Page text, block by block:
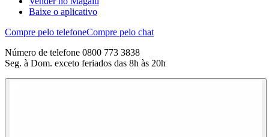
Baixe o aplicativo
Compre pelo telefoneCompre pelo chat
Número de telefone 0800 773 3838
Seg. à Dom. exceto feriados das 8h às 20h